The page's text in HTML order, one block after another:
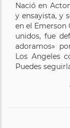
Nació en
y ensayista, y
en el Emerson
unidos, fue
adoramos»
Los Angeles
Puedes